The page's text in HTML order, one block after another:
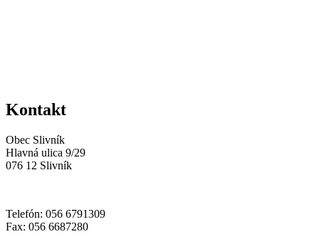
Kontakt
Obec Slivník
Hlavná ulica 9/29
076 12 Slivník
Telefón: 056 6791309
Fax: 056 6687280